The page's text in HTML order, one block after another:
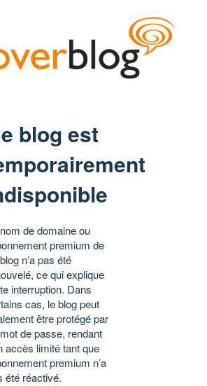
blog est
de domaine ou
premium de
n’a pas été
ce qui explique
interruption. Dans
cas, le blog peut
être protégé par
de passe, rendant
accès limité tant que
premium n’a
été réactivé.